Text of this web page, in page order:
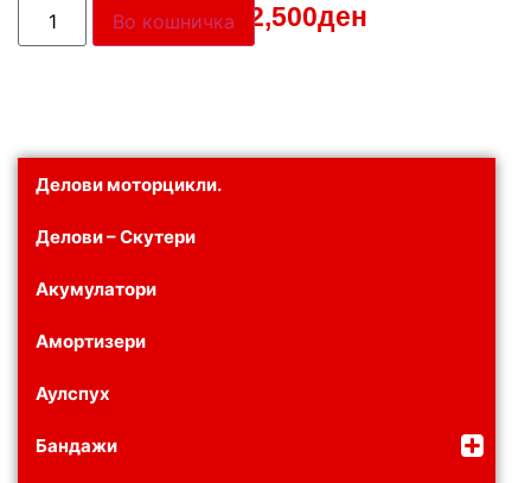
Делови моторцикли.
Делови – Скутери
Акумулатори
Амортизери
Аулспух
Бандажи
Цена: 2,500ден
Во кошничка